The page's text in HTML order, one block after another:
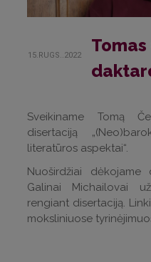
15.RUGS..2022
Sveikiname Tomą
disertaciją
literatūros aspektai“.
Nuoširdžiai
Galinai Michailovai
rengiant disertaciją.
moksliniuose